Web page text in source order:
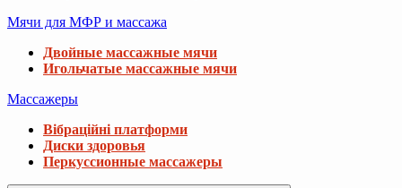
Мячи для МФР и массажа
Двойные массажные мячи
Игольчатые массажные мячи
Массажеры
Вібраційні платформи
Диски здоровья
Перкуссионные массажеры